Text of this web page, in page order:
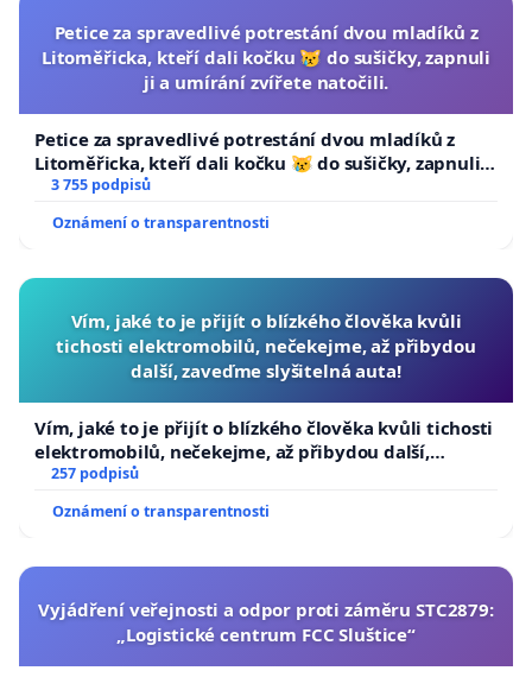
Petice za spravedlivé potrestání dvou mladíků z
Litoměřicka, kteří dali kočku 😿 do sušičky, zapnuli
ji a umírání zvířete natočili.
Petice za spravedlivé potrestání dvou mladíků z
Litoměřicka, kteří dali kočku 😿 do sušičky, zapnuli ji
a umírání zvířete natočili.
3 755 podpisů
Oznámení o transparentnosti
Vím, jaké to je přijít o blízkého člověka kvůli
tichosti elektromobilů, nečekejme, až přibydou
další, zaveďme slyšitelná auta!
Vím, jaké to je přijít o blízkého člověka kvůli tichosti
elektromobilů, nečekejme, až přibydou další,
zaveďme slyšitelná auta!
257 podpisů
Oznámení o transparentnosti
Vyjádření veřejnosti a odpor proti záměru STC2879:
„Logistické centrum FCC Sluštice“